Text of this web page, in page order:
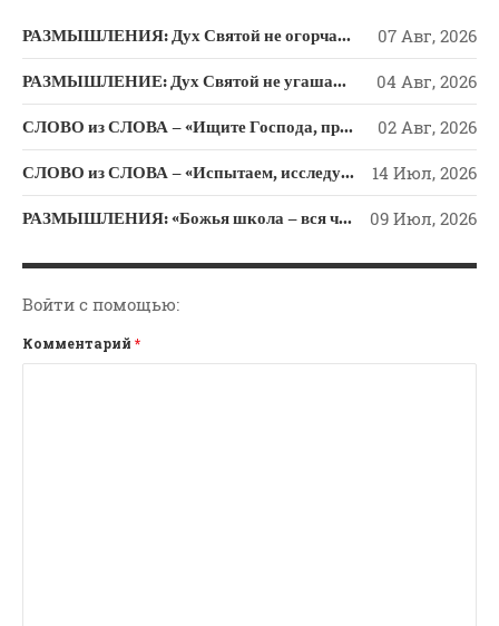
Пришествие ИХ"
Семинары Для Лидеров/
Служителей
Слово Из Слова
Служение
РАЗМЫШЛЕНИЯ: Дух Святой не огорчайте и не оскорбляйте! 07 Авг, 2026
РАЗМЫШЛЕНИЕ: Дух Святой не угашайте! 04 Авг, 2026
СЛОВО из СЛОВА – «Ищите Господа, призывайте Его» (Исаии 55) 02 Авг, 2026
СЛОВО из СЛОВА – «Испытаем, исследуем пути свои и обратимся к Господу» 14 Июл, 2026
РАЗМЫШЛЕНИЯ: «Божья школа – вся человеческая жизнь» 09 Июл, 2026
Войти с помощью:
Комментарий *